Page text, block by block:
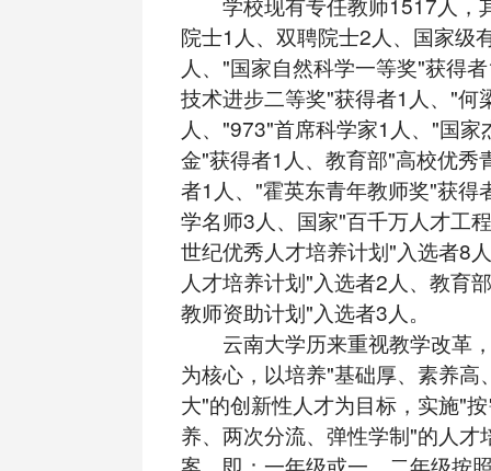
院士1人、双聘院士2人、国家级
人、"国家自然科学一等奖"获得
技术进步二等奖"获得者1人、"何
人、"973"首席科学家1人、"国家
金"获得者1人、教育部"高校优秀
者1人、"霍英东青年教师奖"获得
学名师3人、国家"百千万人才工
世纪优秀人才培养计划"入选者8
人才培养计划"入选者2人、教育
教师资助计划"入选者3人。
云南大学历来重视教学改革
为核心，以培养"基础厚、素养高
大"的创新性人才为目标，实施"
养、两次分流、弹性学制"的人才
案。即：一年级或一、二年级按